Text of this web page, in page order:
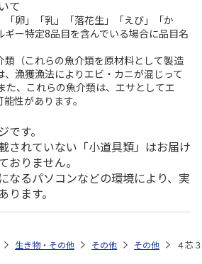
て
「卵」「乳」「落花生」「えび」「か
ギー特定8品目を含んでいる場合に品目名
（これらの魚介類を原材料として製造
、漁獲漁法によりエビ・カニが混じって
た、これらの魚介類は、エサとしてエ
性があります。
す。
されていない「小道具類」はお届け
おりません。
なるパソコンなどの環境により、実
ます。
生き物・その他 その他 その他 ４芯